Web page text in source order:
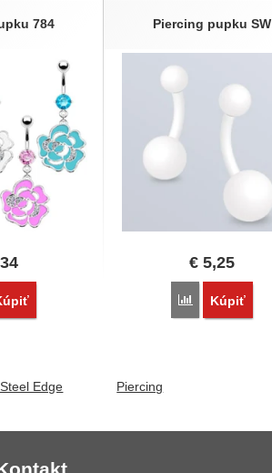
784 Piercing pupku SW
€5,25
Porovnať
Kúpiť
Edge Piercing